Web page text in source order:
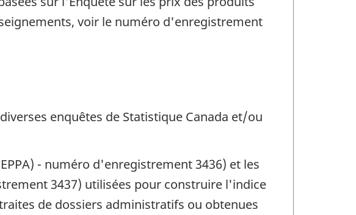
voir le numéro d'enregistrement
enquêtes de Statistique Canada et/ou
- numéro d'enregistrement 3436) et les
3437) utilisées pour construire l'indice
de dossiers administratifs ou obtenues